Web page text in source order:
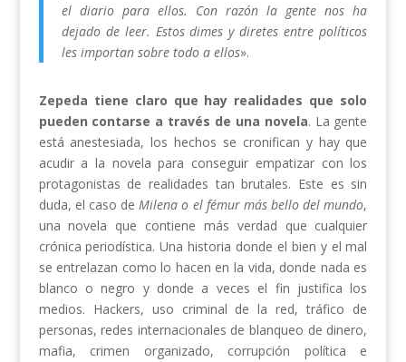
el diario para ellos. Con razón la gente nos ha
dejado de leer. Estos dimes y diretes entre políticos
les importan sobre todo a ellos».
Zepeda tiene claro que hay realidades que solo
pueden contarse a través de una novela. La gente
está anestesiada, los hechos se cronifican y hay que
acudir a la novela para conseguir empatizar con los
protagonistas de realidades tan brutales. Este es sin
duda, el caso deMilena o el fémur más bello del mundo,
una novela que contiene más verdad que cualquier
crónica periodística. Una historia donde el bien y el mal
se entrelazan como lo hacen en la vida, donde nada es
blanco o negro y donde a veces el fin justifica los
medios. Hackers, uso criminal de la red, tráfico de
personas, redes internacionales de blanqueo de dinero,
mafia, crimen organizado, corrupción política e